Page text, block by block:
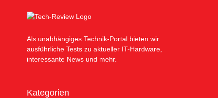
Als unabhängiges Technik-Portal bieten wir
ausführliche Tests zu aktueller IT-Hardware,
interessante News und mehr.
Kategorien